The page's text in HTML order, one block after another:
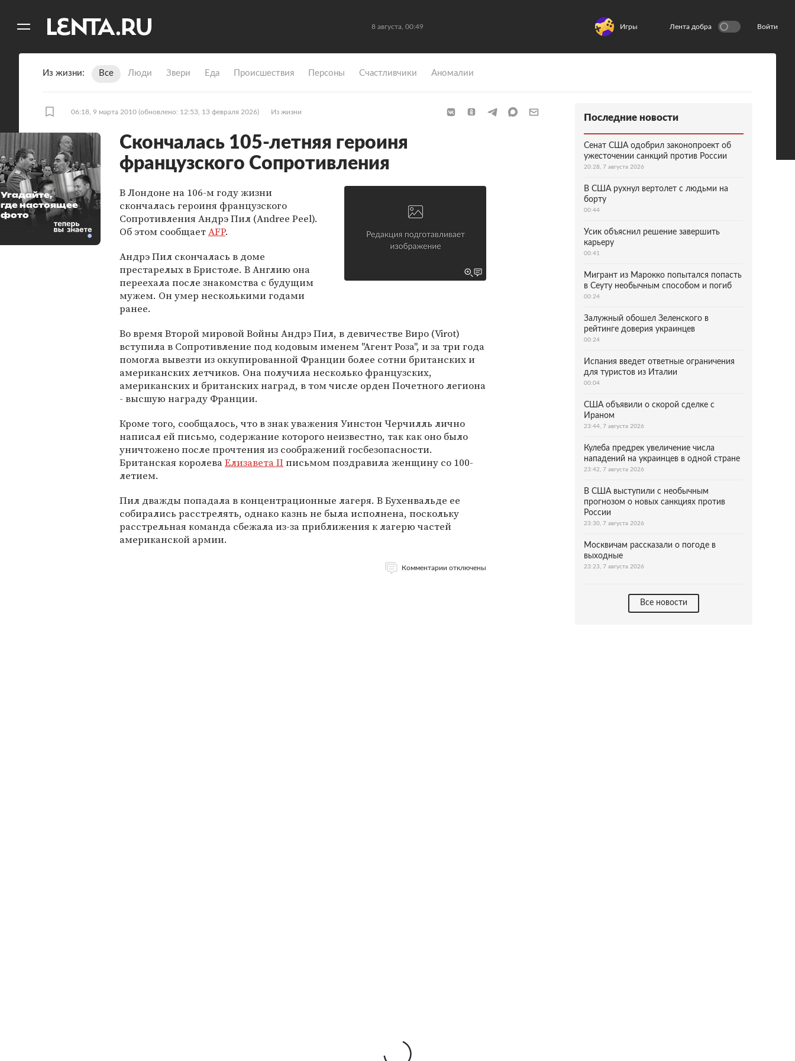
8 августа, 00:49 Игры Лента добра Войти
Из жизни Все Люди Звери Еда Происшествия Персоны Счастливчики Аномалии
06:18, 9 марта 2010 (обновлено: 12:53, 13 февраля 2026) Из жизни
Скончалась 105-летняя героиня
французского Сопротивления
В Лондоне на 106-м году жизни
скончалась героиня французского
Сопротивления Андрэ Пил (Andree Peel).
Об этом сообщаетAFP.
Андрэ Пил скончалась в доме
престарелых в Бристоле. В Англию она
переехала после знакомства с будущим
мужем. Он умер несколькими годами
ранее.
Во время Второй мировой Войны Андрэ Пил, в девичестве Виро (Virot)
вступила в Сопротивление под кодовым именем "Агент Роза", и за три года
помогла вывезти из оккупированной Франции более сотни британских и
американских летчиков. Она получила несколько французских,
американских и британских наград, в том числе орден Почетного легиона
- высшую награду Франции.
Кроме того, сообщалось, что в знак уважения Уинстон Черчилль лично
написал ей письмо, содержание которого неизвестно, так как оно было
уничтожено после прочтения из соображений госбезопасности.
Британская королеваЕлизавета IIписьмом поздравила женщину со 100-
летием.
Пил дважды попадала в концентрационные лагеря. В Бухенвальде ее
собирались расстрелять, однако казнь не была исполнена, поскольку
расстрельная команда сбежала из-за приближения к лагерю частей
американской армии.
Комментарии отключены
Угадайте,
где настоящее
фото
Последние новости
Сенат США одобрил законопроект об
ужесточении санкций против России
20:28, 7 августа 2026
В США рухнул вертолет с людьми на
борту
00:44
Усик объяснил решение завершить
карьеру
00:41
Мигрант из Марокко попытался попасть
в Сеуту необычным способом и погиб
00:24
Залужный обошел Зеленского в
рейтинге доверия украинцев
00:24
Испания введет ответные ограничения
для туристов из Италии
00:04
США объявили о скорой сделке с
Ираном
23:44, 7 августа 2026
Кулеба предрек увеличение числа
нападений на украинцев в одной стране
23:42, 7 августа 2026
В США выступили с необычным
прогнозом о новых санкциях против
России
23:30, 7 августа 2026
Москвичам рассказали о погоде в
выходные
23:23, 7 августа 2026
Все новости